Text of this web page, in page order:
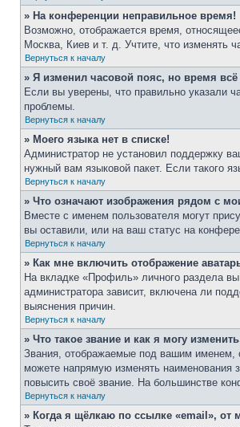
» На конференции неправильное время!
Возможно, отображается время,
Москва, Киев и т. д. Учтите, что изменять
Вернуться к началу
» Я изменил часовой пояс, но время
Если вы уверены, что правильно указали
проблемы.
Вернуться к началу
» Моего языка нет в списке!
Администратор не установил поддержку
нужный вам языковой пакет. Если такого
Вернуться к началу
» Что означают изображения рядом с
Вместе с именем пользователя могут
вы оставили, или на ваш статус на
Вернуться к началу
» Как мне включить отображение
На вкладке «Профиль» личного раздела
администратора зависит, включена ли
выяснения причин.
Вернуться к началу
» Что такое звание и как я могу изменить
Звания, отображаемые под вашим именем,
можете напрямую изменять наименования
повысить своё звание. На большинстве
Вернуться к началу
» Когда я щёлкаю по ссылке «email», от